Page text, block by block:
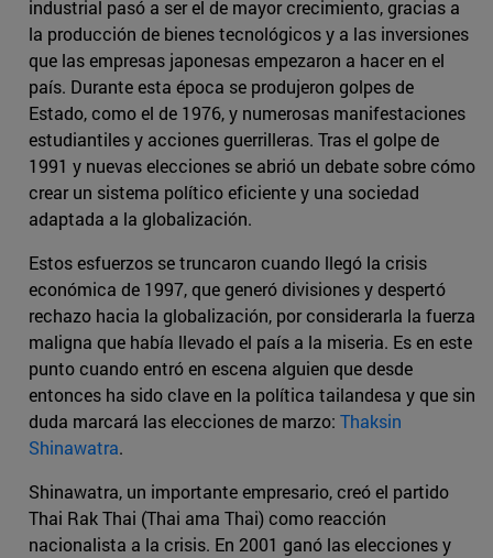
industrial pasó a ser el de mayor crecimiento, gracias a
la producción de bienes tecnológicos y a las inversiones
que las empresas japonesas empezaron a hacer en el
país. Durante esta época se produjeron golpes de
Estado, como el de 1976, y numerosas manifestaciones
estudiantiles y acciones guerrilleras. Tras el golpe de
1991 y nuevas elecciones se abrió un debate sobre cómo
crear un sistema político eficiente y una sociedad
adaptada a la globalización.
Estos esfuerzos se truncaron cuando llegó la crisis
económica de 1997, que generó divisiones y despertó
rechazo hacia la globalización, por considerarla la fuerza
maligna que había llevado el país a la miseria. Es en este
punto cuando entró en escena alguien que desde
entonces ha sido clave en la política tailandesa y que sin
duda marcará las elecciones de marzo: Thaksin
Shinawatra.
Shinawatra, un importante empresario, creó el partido
Thai Rak Thai (Thai ama Thai) como reacción
nacionalista a la crisis. En 2001 ganó las elecciones y